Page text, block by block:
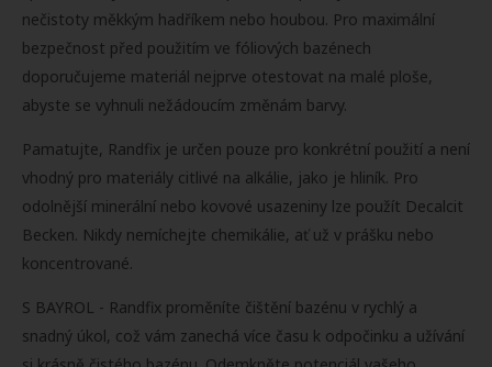
nečistoty měkkým hadříkem nebo houbou. Pro maximální
bezpečnost před použitím ve fóliových bazénech
doporučujeme materiál nejprve otestovat na malé ploše,
abyste se vyhnuli nežádoucím změnám barvy.
Pamatujte, Randfix je určen pouze pro konkrétní použití a není
vhodný pro materiály citlivé na alkálie, jako je hliník. Pro
odolnější minerální nebo kovové usazeniny lze použít Decalcit
Becken. Nikdy nemíchejte chemikálie, ať už v prášku nebo
koncentrované.
S BAYROL - Randfix proměníte čištění bazénu v rychlý a
snadný úkol, což vám zanechá více času k odpočinku a užívání